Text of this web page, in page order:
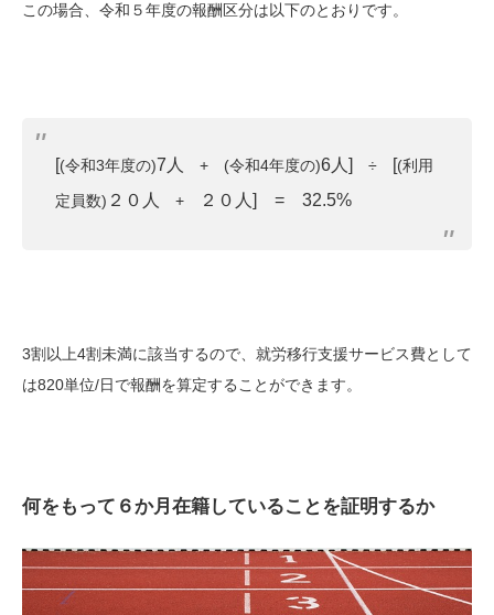
この場合、令和５年度の報酬区分は以下のとおりです。
[(令和3年度の)7人 + (令和4年度の)6人] ÷ [(利用
定員数) ２０人 + ２０人] = 32.5%
3割以上4割未満に該当するので、就労移行支援サービス費として
は820単位/日で報酬を算定することができます。
何をもって６か月在籍していることを証明するか